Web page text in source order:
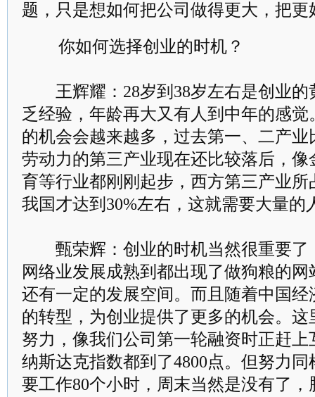
题，只是想如何把公司做得更大，把
你如何选择创业的时机？
王辉耀：28岁到38岁左右是创业的
乏经验，年龄再大又有人到中年的感
的机会会越来越多，过去第一、二产
劳动力的第三产业现在还比较落后，
育等行业都刚刚起步，西方第三产业所
我国才达到30%左右，这就需要大量的
甄荣辉：创业的时机当然很重要了
网络业发展成熟到都出现了做狗粮的
还有一定的发展空间。而且随着中国
的转型，为创业提供了更多的机会。
努力，像我们公司第一轮融资时正赶
纳斯达克指数都到了4800点。但努力
要工作80个小时，周末当然是没有了